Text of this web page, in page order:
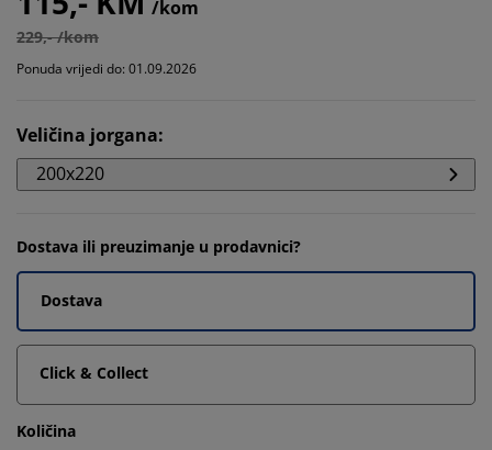
/kom
229,- /kom
Ponuda vrijedi do: 01.09.2026
Veličina jorgana:
200x220
Dostava ili preuzimanje u prodavnici?
Dostava
Click & Collect
Količina